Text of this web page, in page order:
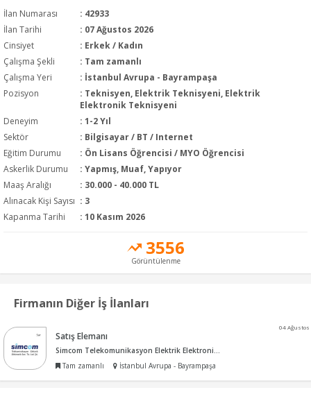
İlan Numarası
: 42933
İlan Tarihi
: 07 Ağustos 2026
Cinsiyet
: Erkek / Kadın
Çalışma Şekli
: Tam zamanlı
Çalışma Yeri
: İstanbul Avrupa - Bayrampaşa
Pozisyon
: Teknisyen, Elektrik Teknisyeni, Elektrik
Elektronik Teknisyeni
Deneyim
: 1-2 Yıl
Sektör
: Bilgisayar / BT / Internet
Eğitim Durumu
: Ön Lisans Öğrencisi / MYO Öğrencisi
Askerlik Durumu
: Yapmış, Muaf, Yapıyor
Maaş Aralığı
: 30.000 - 40.000 TL
Alınacak Kişi Sayısı : 3
Kapanma Tarihi
: 10 Kasım 2026
3556
Görüntülenme
Firmanın Diğer İş İlanları
04 Ağustos
Satış Elemanı
Simcom Telekomunikasyon Elektrik Elektronik San ve Tic Ltd Şti
Tam zamanlı
İstanbul Avrupa - Bayrampaşa